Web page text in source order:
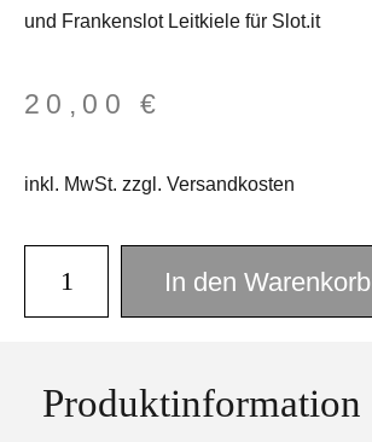
und Frankenslot Leitkiele für Slot.it
20,00€
inkl. MwSt. zzgl. Versandkosten
In den Warenkorb
Produktinformation